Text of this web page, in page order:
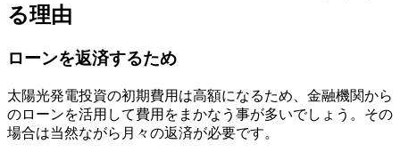
る理由
ローンを返済するため
太陽光発電投資の初期費用は高額になるため、金融機関から
のローンを活用して費用をまかなう事が多いでしょう。その
場合は当然ながら 月々の返済が必要です。